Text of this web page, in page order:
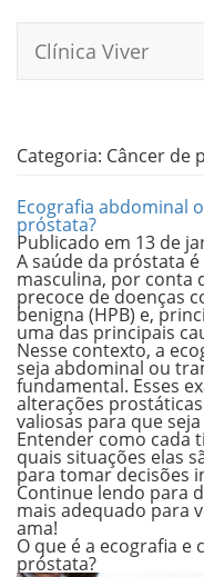
Pular
para
o
conteúdo
Clínica Viver
Categoria: Câncer de
Ecografia abdominal
próstata?
Publicado em 13 de
A saúde da próstata
masculina, por conta
precoce de doenças
benigna (HPB) e,
uma das principais
Nesse contexto, a
seja abdominal ou
fundamental. Esses
alterações
valiosas para que
Entender como cada
quais situações elas
para tomar decisões
Continue lendo para
mais adequado para
ama!
O que é a ecografia
próstata?